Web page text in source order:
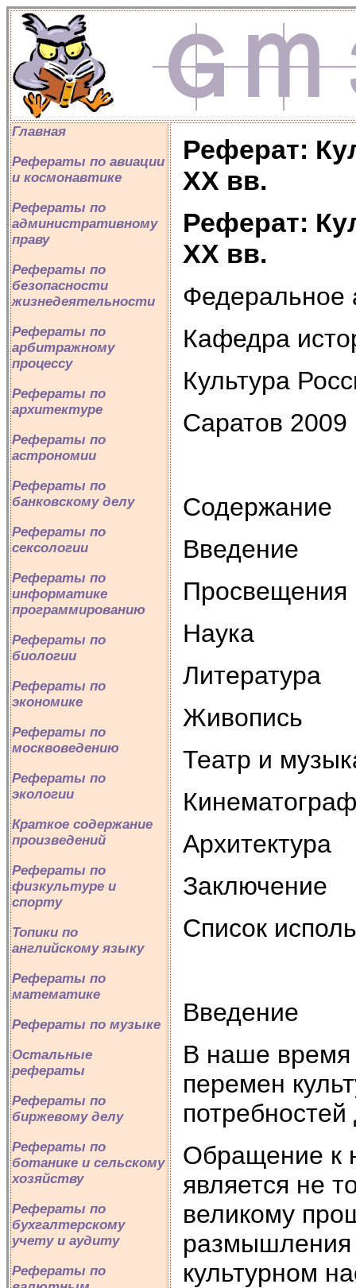
Главная
Рефераты по авиации
и космонавтике
Рефераты по
административному
праву
Рефераты по
безопасности
жизнедеятельности
Рефераты по
арбитражному
процессу
Рефераты по
архитектуре
Рефераты по
астрономии
Рефераты по
банковскому делу
Рефераты по
сексологии
Рефераты по
информатике
программированию
Рефераты по
биологии
Рефераты по
экономике
Рефераты по
москвоведению
Рефераты по
экологии
Краткое содержание
произведений
Рефераты по
физкультуре и
спорту
Топики по
английскому языку
Рефераты по
математике
Рефераты по музыке
Остальные
рефераты
Рефераты по
биржевому делу
Рефераты по
ботанике и сельскому
хозяйству
Рефераты по
бухгалтерскому
учету и аудиту
Рефераты по
Реферат:
XX вв.
Реферат:
XX вв.
Федеральное
Кафедра
Культура
Саратов 2009
Содержание
Введение
Просвещения
Наука
Литература
Живопись
Театр и
Кинематограф
Архитектура
Заключение
Список
Введение
В наше время
перемен
Обращение к
является не
великому
культурном